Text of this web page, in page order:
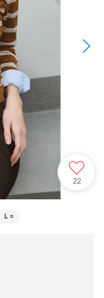
22
L ○